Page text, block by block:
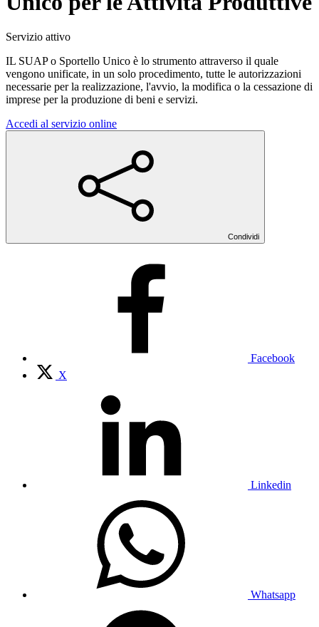
Servizio attivo
IL SUAP o Sportello Unico è lo strumento attraverso il quale
vengono unificate, in un solo procedimento, tutte le autorizzazioni
necessarie per la realizzazione, l'avvio, la modifica o la cessazione di
imprese per la produzione di beni e servizi.
Accedi al servizio online
Condividi
Facebook
X
Linkedin
Whatsapp